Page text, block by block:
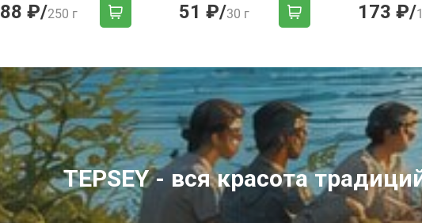
88 ₽/250 г 51 ₽/30 г 173 ₽/
TEPSEY - вся красота